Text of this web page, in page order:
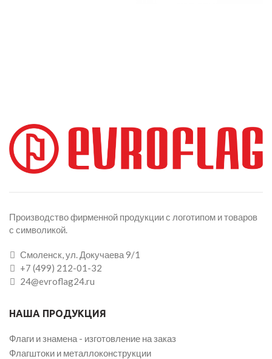
Производство фирменной продукции с логотипом и товаров
с символикой.
Смоленск, ул. Докучаева 9/1
+7 (499) 212-01-32
24@evroflag24.ru
НАША ПРОДУКЦИЯ
Флаги и знамена - изготовление на заказ
Флагштоки и металлоконструкции